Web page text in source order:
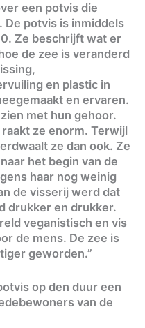
een potvis die
potvis is inmiddels
Ze beschrijft wat er
de zee is veranderd
en plastic in
en ervaren.
met hun gehoor.
ze enorm. Terwijl
ze dan ook. Ze
het begin van de
haar nog weinig
de visserij werd dat
drukker en drukker.
veganistisch en vis
de mens. De zee is
geworden.”
op den duur een
van de